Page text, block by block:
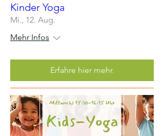
Kinder Yoga
Mi., 12. Aug.
Mehr Infos
Erfahre hier mehr.